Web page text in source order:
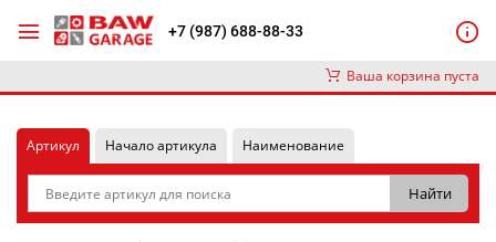
+7 (987) 688-88-33
Ваша корзина пуста
Артикул Начало артикула Наименование